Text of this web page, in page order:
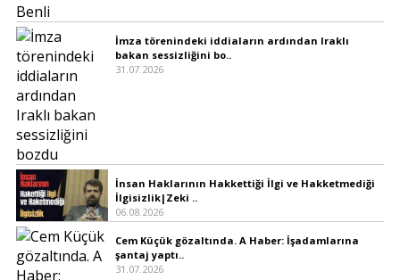
İmza törenindeki iddiaların ardından Iraklı
bakan sessizliğini bo..
31.07.2026
İnsan Haklarının Hakkettiği İlgi ve Hakketmediği
İlgisizlik|Zeki ..
06.08.2026
Cem Küçük gözaltında. A Haber: İşadamlarına
şantaj yaptı..
31.07.2026